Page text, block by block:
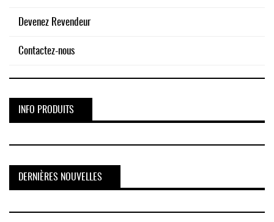
Devenez Revendeur
Contactez-nous
INFO PRODUITS
DERNIÈRES NOUVELLES